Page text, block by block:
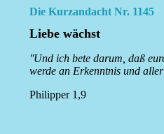
Die Kurzandacht Nr. 1145
Liebe wächst
''Und ich bete darum, daß
werde an Erkenntnis und
Philipper 1,9